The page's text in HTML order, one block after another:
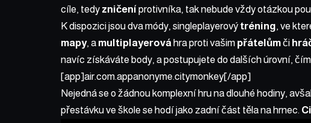
cíle, tedy zničeníprotivníka, tak nebude vždy otázkou
K dispozici jsou dva módy, singleplayerový tréning, ve
mapy, a multiplayerováhra proti vašim přátelůmči
navíc získáváte body, a postupujete do dalších úrovní,
[app]air.com.appanonyme.citymonkey[/app]
Nejedná se o žádnou komplexní hru na dlouhé hodiny,
přestávku ve škole se hodí jako zadní část těla na hrnec.